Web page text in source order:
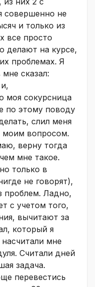
совершенно не
и только из
все просто
делают на курсе,
проблемах. Я
сказал:
моя сокурсница
по этому поводу
слил меня
моим вопросом.
верну тогда
мне такое.
только в
не говорят),
проблем. Ладно,
с учетом того,
вычитают за
который я
мне
Считали дней
задача.
перевестись